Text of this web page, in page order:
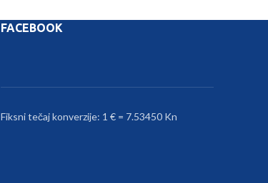
FACEBOOK
Fiksni tečaj konverzije: 1 € = 7.53450 Kn